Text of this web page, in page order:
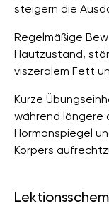
steigern die
Regelmäßige
Hautzustand,
viszeralem Fett
Kurze
während längere
Hormonspiegel
Körpers